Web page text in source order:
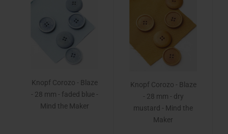
Knopf Corozo - Blaze
- 28 mm - faded blue -
Mind the Maker
Knopf Corozo - Blaze
- 28 mm - dry
mustard - Mind the
Maker